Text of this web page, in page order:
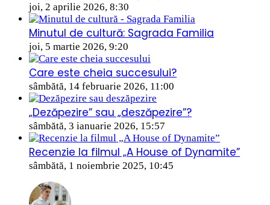
joi, 2 aprilie 2026, 8:30
Minutul de cultură: Sagrada Familia
joi, 5 martie 2026, 9:20
Care este cheia succesului?
sâmbătă, 14 februarie 2026, 11:00
„Dezăpezire” sau „deszăpezire”?
sâmbătă, 3 ianuarie 2026, 15:57
Recenzie la filmul „A House of Dynamite”
sâmbătă, 1 noiembrie 2025, 10:45